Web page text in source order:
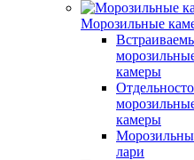
Морозильные
камеры
камеры
лари